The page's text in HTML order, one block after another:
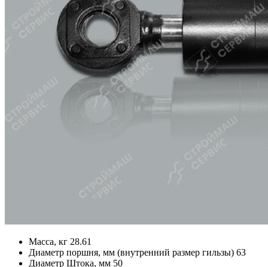
Масса, кг 28.61
Диаметр поршня, мм (внутренний размер гильзы) 63
Диаметр Штока, мм 50